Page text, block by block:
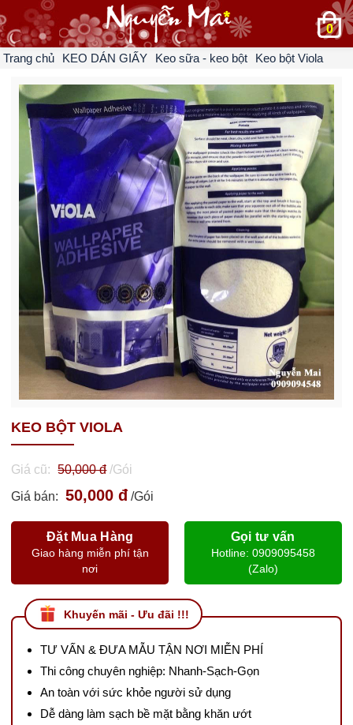
0
Trang chủ KEO DÁN GIẤY Keo sữa - keo bột Keo bột Viola
KEO BỘT VIOLA
Giá cũ: 50,000 đ/Gói
Giá bán:
50,000 đ /Gói
Đặt Mua Hàng
Giao hàng miễn phí tận
nơi
Gọi tư vấn
Hotline: 0909095458
(Zalo)
Khuyến mãi - Ưu đãi !!!
TƯ VẤN & ĐƯA MẪU TẬN NƠI MIỄN PHÍ
Thi công chuyên nghiệp: Nhanh-Sạch-Gọn
An toàn với sức khỏe người sử dụng
Dễ dàng làm sạch bề mặt bằng khăn ướt